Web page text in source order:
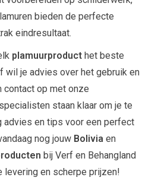
bieden de perfecte
eindresultaat.
plamuurproduct het beste
wil je advies over het gebruik en
contact op met onze
staan klaar om je te
advies en tips voor een perfect
nog jouw Bolivia en
bij Verf en Behangland
levering en scherpe prijzen!